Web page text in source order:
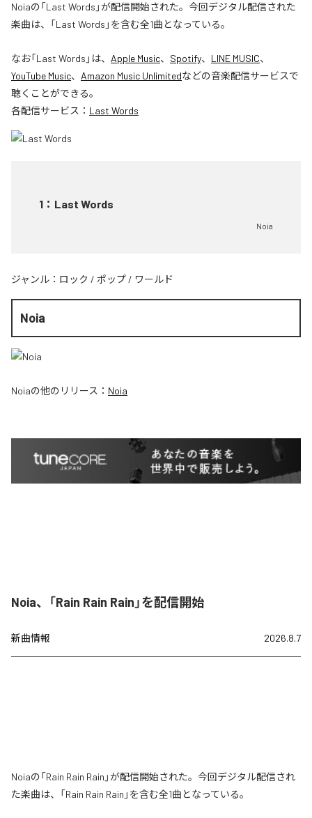
Noiaの「Last Words」が配信開始された。今回デジタル配信された
楽曲は、「Last Words」を含む全1曲となっている。
なお「Last Words 」は、 Apple Music、 Spotify、 LINE MUSIC、
YouTube Music、 Amazon Music Unlimitedなどの音楽配信サービスで
聴くことができる。
各配信サービス： Last Words
1 ： Last Words
Noia
ジャンル： ロック / ポップ / ワールド
Noia
Noiaの他のリリース： Noia
Noia、「Rain Rain Rain」を配信開始
新曲情報 2026.8.7
Noiaの「Rain Rain Rain」が配信開始された。今回デジタル配信され
た楽曲は、「Rain Rain Rain」を含む全1曲となっている。